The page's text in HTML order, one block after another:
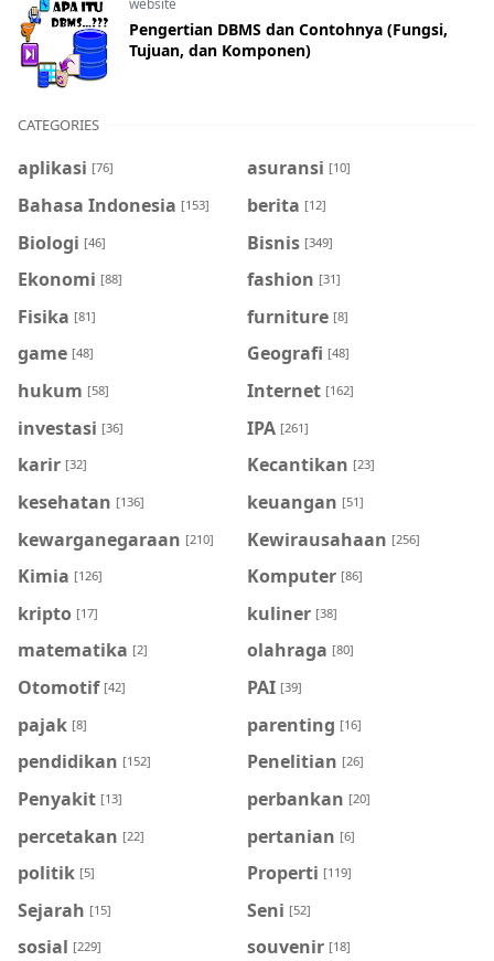
website
Pengertian DBMS dan Contohnya (Fungsi,
Tujuan, dan Komponen)
CATEGORIES
aplikasi [76] asuransi [10]
Bahasa Indonesia [153] berita [12]
Biologi [46] Bisnis [349]
Ekonomi [88] fashion [31]
Fisika [81] furniture [8]
game [48] Geografi [48]
hukum [58] Internet [162]
investasi [36] IPA [261]
karir [32] Kecantikan [23]
kesehatan [136] keuangan [51]
kewarganegaraan [210] Kewirausahaan [256]
Kimia [126] Komputer [86]
kripto [17] kuliner [38]
matematika [2] olahraga [80]
Otomotif [42] PAI [39]
pajak [8] parenting [16]
pendidikan [152] Penelitian [26]
Penyakit [13] perbankan [20]
percetakan [22] pertanian [6]
politik [5] Properti [119]
Sejarah [15] Seni [52]
sosial [229] souvenir [18]